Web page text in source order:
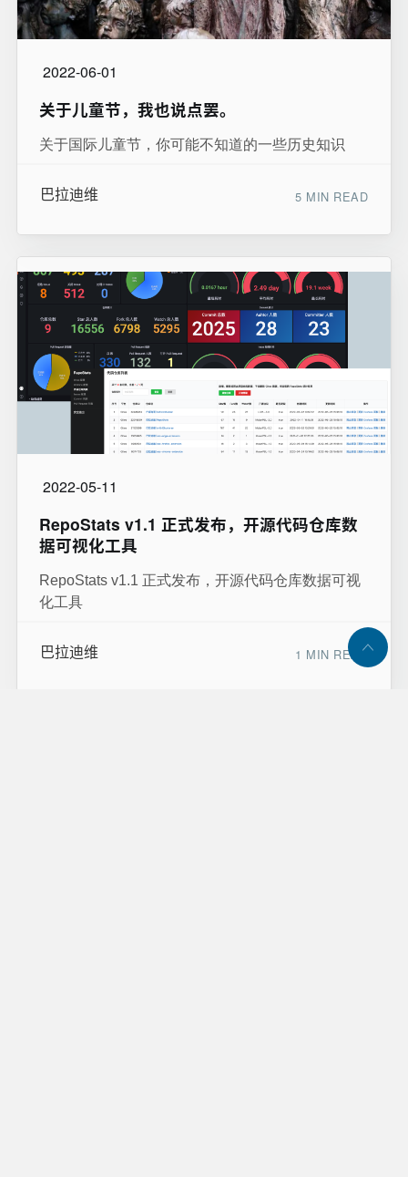
2022-06-01
关于儿童节，我也说点罢。
关于国际儿童节，你可能不知道的一些历史知识
巴拉迪维 5 MIN READ
2022-05-11
RepoStats v1.1 正式发布，开源代码仓库数
据可视化工具
RepoStats v1.1 正式发布，开源代码仓库数据可视
化工具
巴拉迪维 1 MIN READ